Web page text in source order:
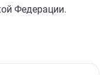
Федерации.